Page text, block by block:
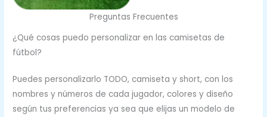
Preguntas Frecuentes
¿Qué cosas puedo personalizar en las camisetas de
fútbol?
Puedes personalizarlo TODO, camiseta y short, con los
nombres y números de cada jugador, colores y diseño
según tus preferencias ya sea que elijas un modelo de